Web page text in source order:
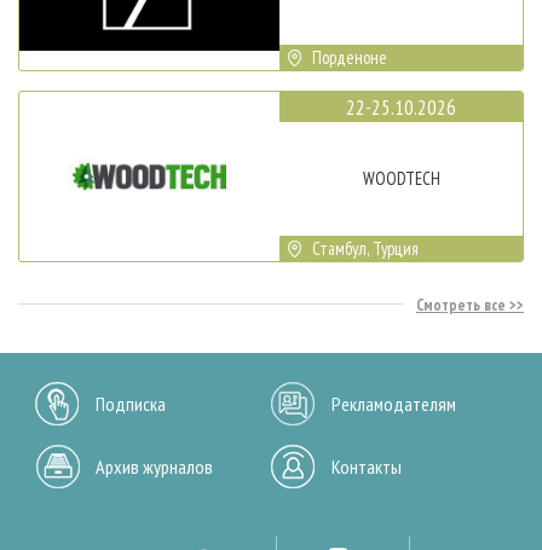
Порденоне
22-25.10.2026
WOODTECH
Стамбул, Турция
Смотреть все
Подписка Рекламодателям
Архив журналов Контакты